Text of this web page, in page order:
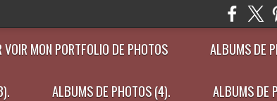
VOIR MON PORTFOLIO DE PHOTOS ALBUMS DE
ALBUMS DE PHOTOS (4). ALBUMS DE